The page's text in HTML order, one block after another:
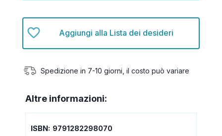
Aggiungi alla Lista dei desideri
Spedizione in 7-10 giorni, il costo può variare
Altre informazioni:
ISBN: 9791282298070